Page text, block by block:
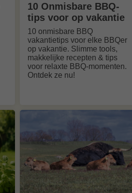
10 Onmisbare BBQ-
tips voor op vakantie
10 onmisbare BBQ
vakantietips voor elke BBQer
op vakantie. Slimme tools,
makkelijke recepten & tips
voor relaxte BBQ-momenten.
Ontdek ze nu!